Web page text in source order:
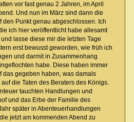
vor fast genau 2 Jahren, im April
Und nun im März sind dann die
Punkt genau abgeschlossen. Ich
ich hier veröffentlicht habe allesamt
lasse diese mir die letzten Tage
erst bewusst geworden, wie früh ich
und darmit in Zusammenhang
habe. Diese haben immer
das gegeben haben, was damals
die Taten des Beraters des Königs.
tauchten Handlungen und
und das Erbe der Familie des
später in Abenteuerhandlungen
jetzt am kommenden Abend zu